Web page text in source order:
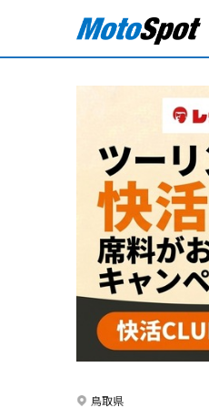
鳥取県